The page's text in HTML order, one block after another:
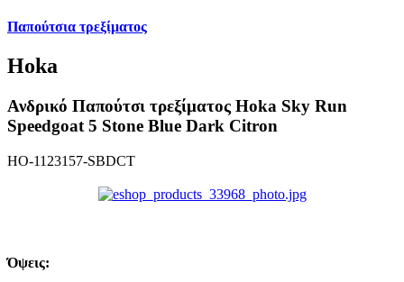
Παπούτσια τρεξίματος
Hoka
Ανδρικό Παπούτσι τρεξίματος Hoka Sky Run
Speedgoat 5 Stone Blue Dark Citron
HO-1123157-SBDCT
Όψεις: